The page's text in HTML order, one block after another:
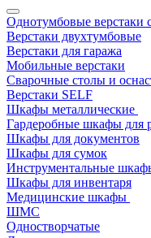
Однотумбовые
Верстаки двухтумбовые
Верстаки для гаража
Мобильные верстаки
Сварочные столы и
Верстаки SELF
Шкафы металлические
Гардеробные шкафы для
Шкафы для документов
Шкафы для сумок
Инструментальные
Шкафы для инвентаря
Медицинские шкафы
ШМС
Одностворчатые